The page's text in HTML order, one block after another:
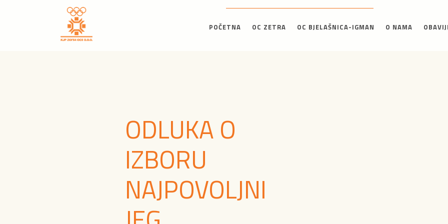
POČETNA OC ZETRA OC BJELAŠNICA-IGMAN O NAMA
ODLUKA O
IZBORU
NAJPOVOLJNI